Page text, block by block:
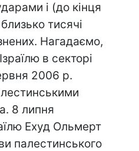
і (до кінця
тисячі
Нагадаємо,
в секторі
2006 р.
8 липня
Ехуд Ольмерт
палестинського